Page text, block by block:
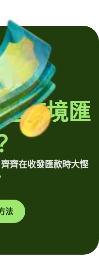
跨境匯
齊在收發匯款時大慳
法